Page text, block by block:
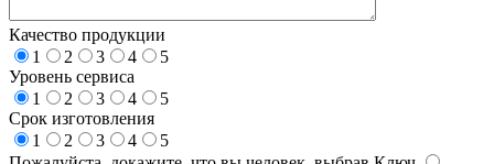
Качество продукции
1
2 3 4
5
Уровень сервиса
1
2 3 4
5
Срок изготовления
1
2 3 4
5